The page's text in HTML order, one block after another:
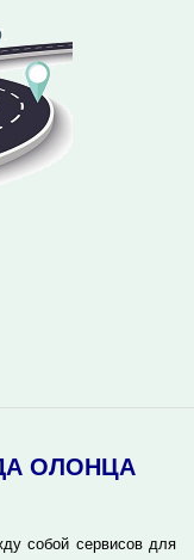
ОЛОНЦА
собой сервисов для